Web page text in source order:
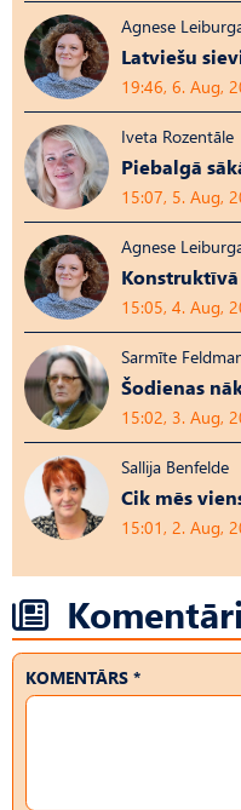
Agnese
Latviešu
19:46, 6. Aug,
Iveta Rozentāle
Piebalgā
15:07, 5. Aug,
Agnese
15:05, 4. Aug,
Sarmīte
Šodienas
15:02, 3. Aug,
Sallija Benfelde
Cik mēs
15:01, 2. Aug,
Komentāri
KOMENTĀRS *